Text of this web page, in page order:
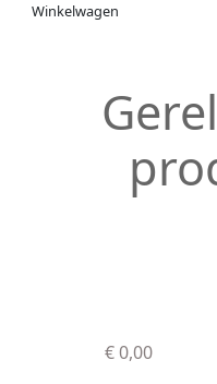
Winkelwagen
€ 0,00